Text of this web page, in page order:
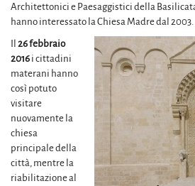
Architettonici e Paesaggistici della
hanno interessato la Chiesa Madre dal 2003.
Il 26 febbraio
2016 i cittadini
materani hanno
così potuto
visitare
nuovamente la
chiesa
principale della
città, mentre la
riabilitazione al